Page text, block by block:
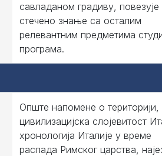
савладаном градиву, повезује
стечено знање са осталим
релевантним предметима
програма.
Опште напомене о територији,
цивилизацијска слојевитост
хронологија Италије у време
распада Римског царства,